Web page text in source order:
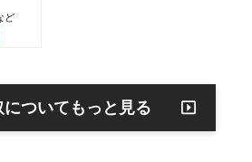
ど
についてもっと見る